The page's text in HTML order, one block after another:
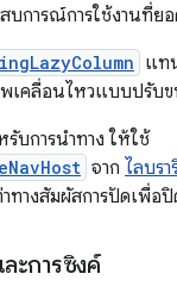
บการณ์การใช้งานที่ย
แท
พเคลื่อนไหวแบบปรับ
บการนำทาง ให้ใช้
จาก ไลบร
ทางสัมผัสการปัดเพื่อ
ะการซิงค์